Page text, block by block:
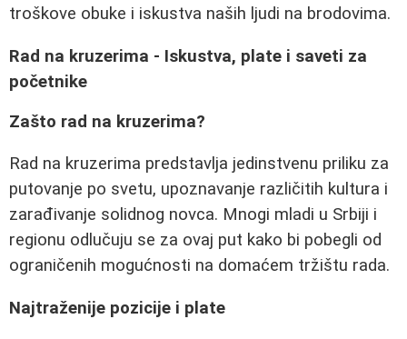
troškove obuke i iskustva naših ljudi na brodovima.
Rad na kruzerima - Iskustva, plate i saveti za
početnike
Zašto rad na kruzerima?
Rad na kruzerima predstavlja jedinstvenu priliku za
putovanje po svetu, upoznavanje različitih kultura i
zarađivanje solidnog novca. Mnogi mladi u Srbiji i
regionu odlučuju se za ovaj put kako bi pobegli od
ograničenih mogućnosti na domaćem tržištu rada.
Najtraženije pozicije i plate